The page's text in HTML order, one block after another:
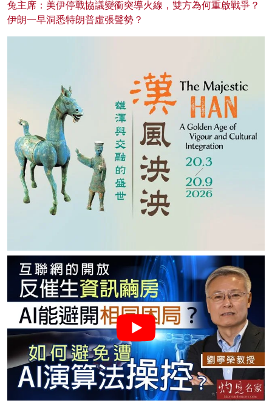
兔主席：美伊停戰協議變衝突導火線，雙方為何重啟戰爭？
伊朗一早洞悉特朗普虛張聲勢？